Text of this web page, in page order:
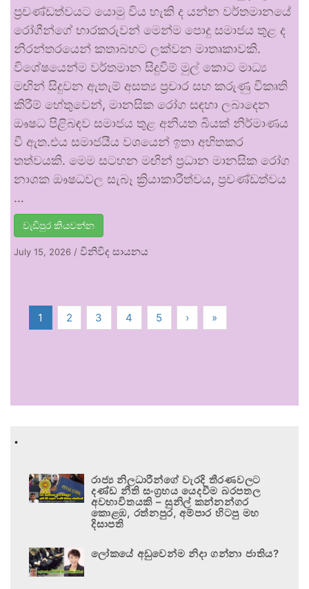
ප්‍රචණ්ඩත්වයට යොමු විය හැකි ද යන්න වර්තමානයේ
රෝගීන්ගේ භාරකරුවන් මෙන්ම පොදු සමාජය තුළ ද
නිරන්තරයෙන් කතාබහට ලක්වන මාතෘකාවකි.
විශේෂයෙන්ම වර්තමාන සිදුවීම් මුල් කොට මාධ්‍ය
මඟින් සිදුවන ඇතැම් අසත්‍ය ප්‍රචාර සහ කරුණු විකෘති
කිරීම් හේතුවෙන්, මානසික රෝග සඳහා ලබාදෙන
ඖෂධ පිළිබඳව සමාජය තුළ අනියත බියක් නිර්මාණය
වී ඇත.එය සමාජයීය වශයෙන් ඉතා අහිතකර
තත්වයකි. මෙම සටහන මඟින් ප්‍රධාන මානසික රෝග
නාශක ඖෂධවල සැබෑ ක්‍රියාකාරීත්වය, ප්‍රචණ්ඩත්වය
…
වැඩිපුර කියවන්න
July 15, 2026 / විනිවිද සායනය
1 2 3 4 5 › »
.
රාජ්‍ය නිලධාරීන්ගේ වැරදි තීරණවලට
දණ්ඩ නීති සංග්‍රහය යෙදවීම බරපතල
අවභාවිතයකි – සුනිල් කන්නන්ගර
කොළඹ, රත්නපුර, අම්පාර හිටපු මහ
දිසාපති
ලෝකයේ අඩුවෙන්ම නිදා ගන්නා ජාතිය?